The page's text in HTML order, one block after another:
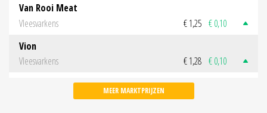
Van Rooi Meat
Vleesvarkens
€ 1,25 € 0,10
Vion
Vleesvarkens
€ 1,28 € 0,10
MEER MARKTPRIJZEN